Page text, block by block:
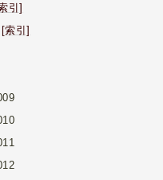
引]
[索引]